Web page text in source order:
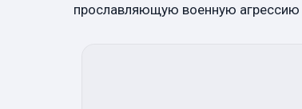
прославляющую военную агрессию